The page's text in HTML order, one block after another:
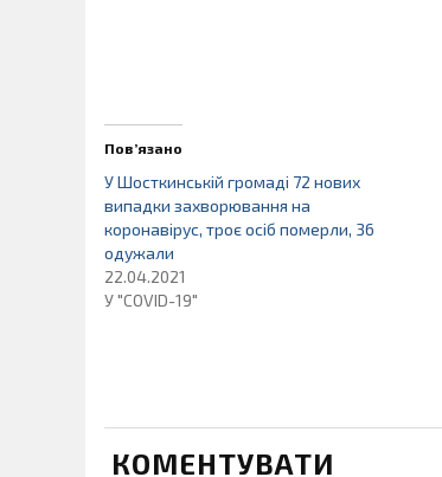
Пов’язано
У Шосткинській громаді 72 нових
випадки захворювання на
коронавірус, троє осіб померли, 36
одужали
22.04.2021
У "COVID-19"
КОМЕНТУВАТИ